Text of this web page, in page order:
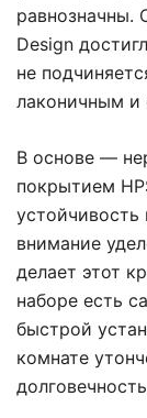
равнозначны.
Design
не
лаконичным и
В основе —
покрытием
устойчивость
внимание
делает этот
наборе есть
быстрой
комнате